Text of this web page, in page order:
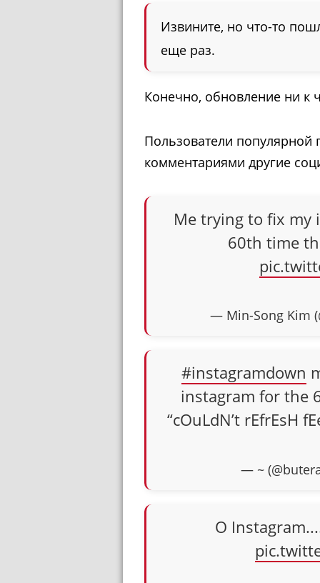
Извините, но что-то
еще раз.
Конечно, обновление ни к
Пользователи
комментариями другие
Me trying to fix my
60th time
— Min-Song Kim
#instagramdown
instagram for the
“cOuLdN’t rEfrEsH
— ~
O